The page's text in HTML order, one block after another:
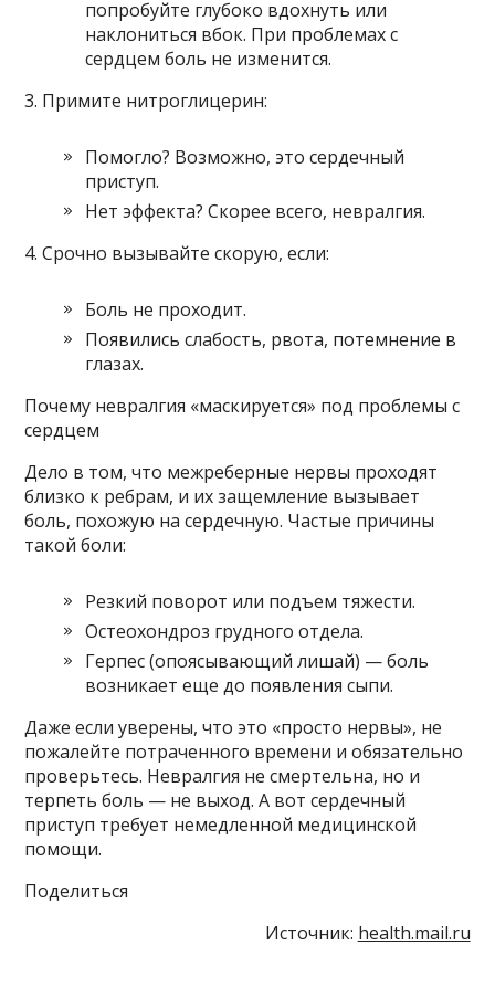
попробуйте глубоко вдохнуть или
наклониться вбок. При проблемах с
сердцем боль не изменится.
3. Примите нитроглицерин:
Помогло? Возможно, это сердечный
приступ.
Нет эффекта? Скорее всего, невралгия.
4. Срочно вызывайте скорую, если:
Боль не проходит.
Появились слабость, рвота, потемнение в
глазах.
Почему невралгия «маскируется» под проблемы с
сердцем
Дело в том, что межреберные нервы проходят
близко к ребрам, и их защемление вызывает
боль, похожую на сердечную. Частые причины
такой боли:
Резкий поворот или подъем тяжести.
Остеохондроз грудного отдела.
Герпес (опоясывающий лишай) — боль
возникает еще до появления сыпи.
Даже если уверены, что это «просто нервы», не
пожалейте потраченного времени и обязательно
проверьтесь. Невралгия не смертельна, но и
терпеть боль — не выход. А вот сердечный
приступ требует немедленной медицинской
помощи.
Поделиться
Источник: health.mail.ru